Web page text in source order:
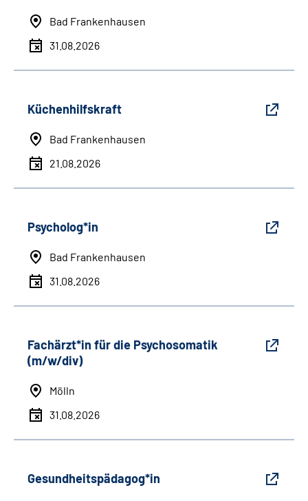
Bad Frankenhausen
31.08.2026
Küchenhilfskraft
Bad Frankenhausen
21.08.2026
Psycholog*in
Bad Frankenhausen
31.08.2026
Fachärzt*in für die Psychosomatik
(m/w/div)
Mölln
31.08.2026
Gesundheitspädagog*in